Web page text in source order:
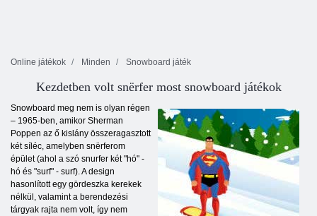
Online játékok Minden Snowboard játék
Kezdetben volt snёrfer most snowboard játékok
Snowboard meg nem is olyan régen
– 1965-ben, amikor Sherman
Poppen az ő kislány összeragasztott
két síléc, amelyben snёrferom
épület (ahol a szó snurfer két "hó" -
hó és "surf" - surf). A design
hasonlított egy gördeszka kerekek
nélkül, valamint a berendezési
tárgyak rajta nem volt, így nem